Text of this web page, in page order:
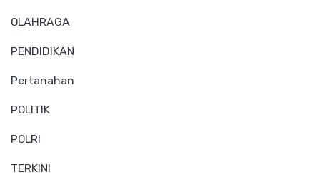
OLAHRAGA
PENDIDIKAN
Pertanahan
POLITIK
POLRI
TERKINI